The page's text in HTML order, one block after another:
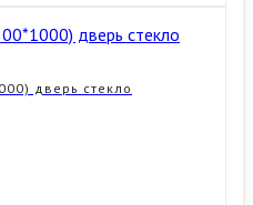
дверь стекло